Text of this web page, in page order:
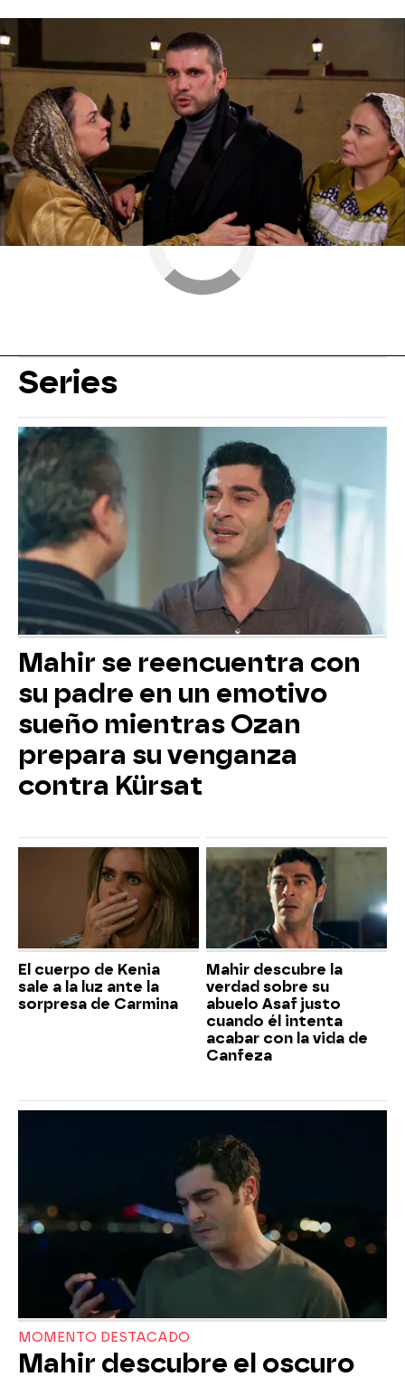
Nova » Series » Esposa joven » Mejores momentos
Series
Mahir se reencuentra con
su padre en un emotivo
sueño mientras Ozan
prepara su venganza
contra Kürsat
El cuerpo de Kenia
sale a la luz ante la
sorpresa de Carmina
Mahir descubre la
verdad sobre su
abuelo Asaf justo
cuando él intenta
acabar con la vida de
Canfeza
MOMENTO DESTACADO
Mahir descubre el oscuro